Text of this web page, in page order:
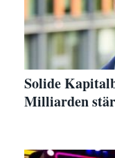
Solide
Milliarden